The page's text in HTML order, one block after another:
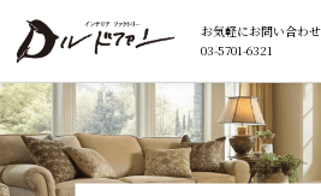
お気軽にお問い合わ
03-5701-6321